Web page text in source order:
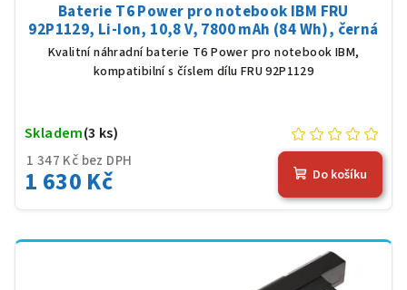
Baterie T6 Power pro notebook IBM FRU
92P1129, Li-Ion, 10,8 V, 7800 mAh (84 Wh), černá
Kvalitní náhradní baterie T6 Power pro notebook IBM,
kompatibilní s číslem dílu FRU 92P1129
1 347 Kč bez DPH
1 630 Kč
Skladem(3 ks)
Do košíku